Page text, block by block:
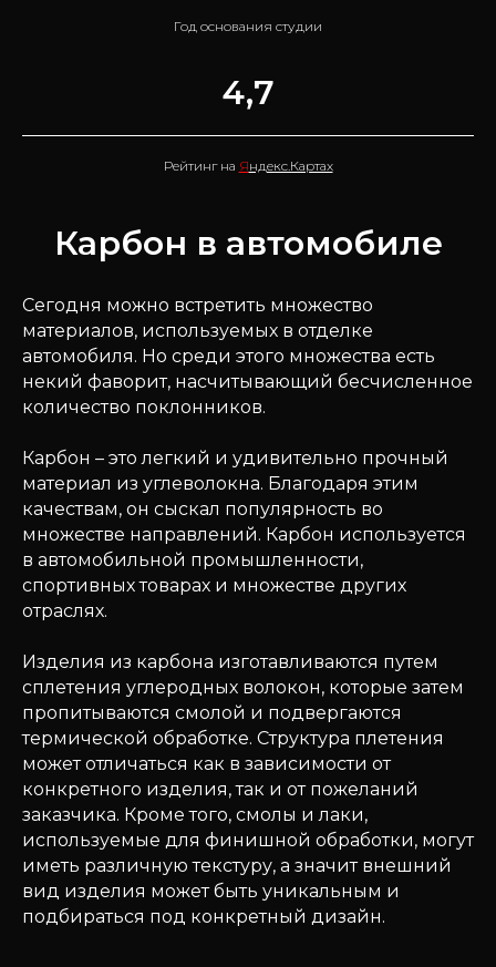
Год основания студии
4,7
Рейтинг на Яндекс.Картах
Карбон в автомобиле
Сегодня можно встретить множество
материалов, используемых в отделке
автомобиля. Но среди этого множества есть
некий фаворит, насчитывающий бесчисленное
количество поклонников.
Карбон – это легкий и удивительно прочный
материал из углеволокна. Благодаря этим
качествам, он сыскал популярность во
множестве направлений. Карбон используется
в автомобильной промышленности,
спортивных товарах и множестве других
отраслях.
Изделия из карбона изготавливаются путем
сплетения углеродных волокон, которые затем
пропитываются смолой и подвергаются
термической обработке. Структура плетения
может отличаться как в зависимости от
конкретного изделия, так и от пожеланий
заказчика. Кроме того, смолы и лаки,
используемые для финишной обработки, могут
иметь различную текстуру, а значит внешний
вид изделия может быть уникальным и
подбираться под конкретный дизайн.